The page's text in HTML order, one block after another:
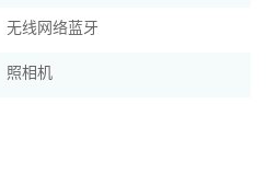
无线网络蓝牙
照相机